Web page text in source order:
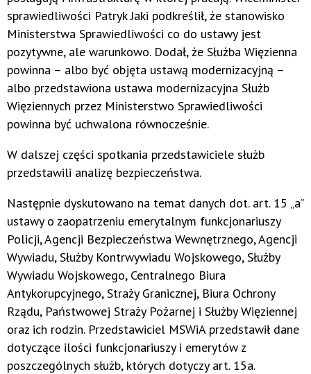
sprawiedliwości Patryk Jaki podkreślił, że stanowisko
Ministerstwa Sprawiedliwości co do ustawy jest
pozytywne, ale warunkowo. Dodał, że Służba Więzienna
powinna – albo być objęta ustawą modernizacyjną –
albo przedstawiona ustawa modernizacyjna Służb
Więziennych przez Ministerstwo Sprawiedliwości
powinna być uchwalona równocześnie.
W dalszej części spotkania przedstawiciele służb
przedstawili analizę bezpieczeństwa.
Następnie dyskutowano na temat danych dot. art. 15 „a”
ustawy o zaopatrzeniu emerytalnym funkcjonariuszy
Policji, Agencji Bezpieczeństwa Wewnętrznego, Agencji
Wywiadu, Służby Kontrwywiadu Wojskowego, Służby
Wywiadu Wojskowego, Centralnego Biura
Antykorupcyjnego, Straży Granicznej, Biura Ochrony
Rządu, Państwowej Straży Pożarnej i Służby Więziennej
oraz ich rodzin. Przedstawiciel MSWiA przedstawił dane
dotyczące ilości funkcjonariuszy i emerytów z
poszczególnych służb, których dotyczy art. 15a.